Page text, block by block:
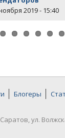
2019 - 15:40
Блогеры
ул.